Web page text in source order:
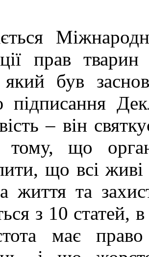
прав
який був
підписання
– він
що
що всі
життя та
з 10
має